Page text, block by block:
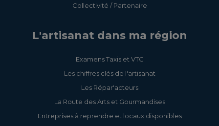
Collectivité / Partenaire
L'artisanat dans ma région
Examens Taxis et VTC
Les chiffres clés de l'artisanat
Les Répar'acteurs
La Route des Arts et Gourmandises
Entreprises à reprendre et locaux disponibles